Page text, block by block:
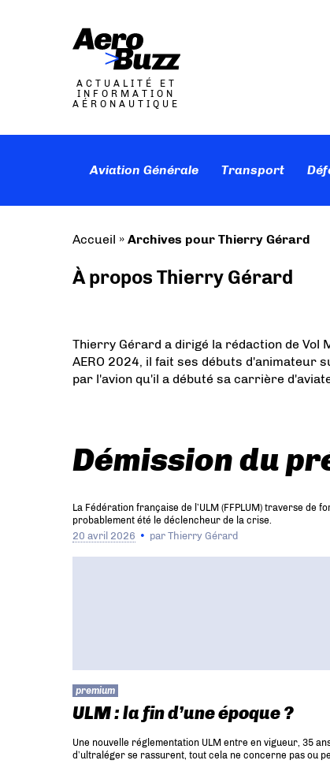
ACTUALITÉ ET
INFORMATION
AÉRONAUTIQUE
Aviation Générale Transport
Accueil » Archives pour Thierry Gérard
À propos Thierry Gérard
Thierry Gérard a dirigé la rédaction de Vol
AERO 2024, il fait ses débuts d'animateur
par l'avion qu'il a débuté sa carrière
Démission du
La Fédération française de l’ULM (FFPLUM) traverse
probablement été le déclencheur de la crise.
20 avril 2026 parThierry Gérard
premium
ULM : la fin d’une époque ?
Une nouvelle réglementation ULM entre en vigueur, 35
d’ultraléger se rassurent, tout cela ne concerne pas ou